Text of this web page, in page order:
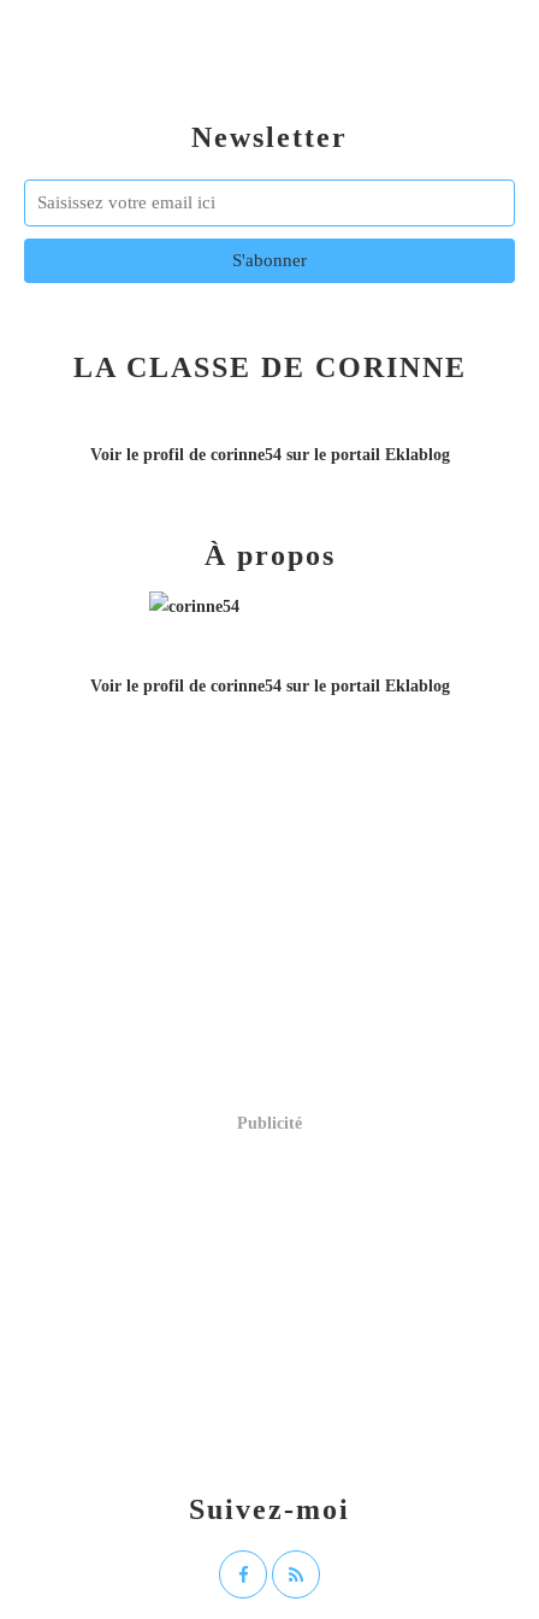
Newsletter
LA CLASSE DE CORINNE
Voir le profil de corinne54sur le portail Eklablog
Suivez-moi
À propos
Voir le profil de corinne54sur le portail Eklablog
Publicité